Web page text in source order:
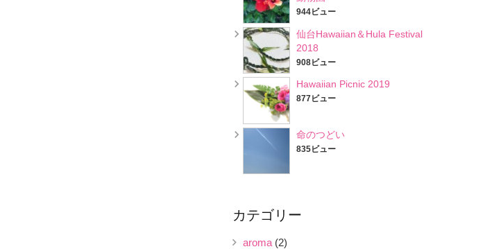
944ビュー
仙台Hawaiian＆Hula Festival
2018
908ビュー
Hawaiian Picnic 2019
877ビュー
命のつどい
835ビュー
カテゴリー
aroma (2)